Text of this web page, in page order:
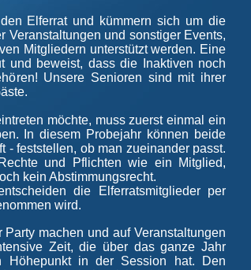
Elferrat und kümmern sich um die
Veranstaltungen und sonstiger Events,
Mitgliedern unterstützt werden. Eine
und beweist, dass die Inaktiven noch
Unsere Senioren sind mit ihrer
möchte, muss zuerst einmal ein
In diesem Probejahr können beide
- feststellen, ob man zueinander passt.
und Pflichten wie ein Mitglied,
kein Abstimmungsrecht.
die Elferratsmitglieder per
wird.
machen und auf Veranstaltungen
Zeit, die über das ganze Jahr
Höhepunkt in der Session hat. Den